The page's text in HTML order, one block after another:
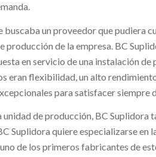
buscaba un proveedor que pudiera
producción de la empresa. BC
en servicio de una instalación
eran flexibilidad, un alto
para satisfacer siempre
unidad de producción, BC
Suplidora quiere especializarse
de los primeros fabricantes de